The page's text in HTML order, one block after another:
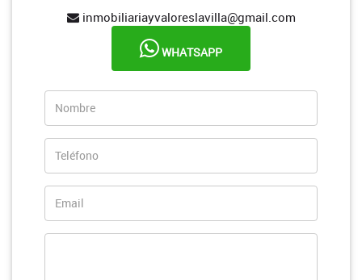
inmobiliariayvaloreslavilla@gmail.com
WHATSAPP